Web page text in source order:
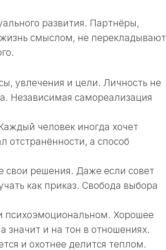
развития. Партнёры,
смыслом, не перекладывают
увлечения и цели. Личность не
Независимая самореализация
человек иногда хочет
отстранённости, а способ
свои решения. Даже если совет
как приказ. Свобода выбора
психоэмоциональном. Хорошее
значит и на тон в отношениях.
и охотнее делится теплом.